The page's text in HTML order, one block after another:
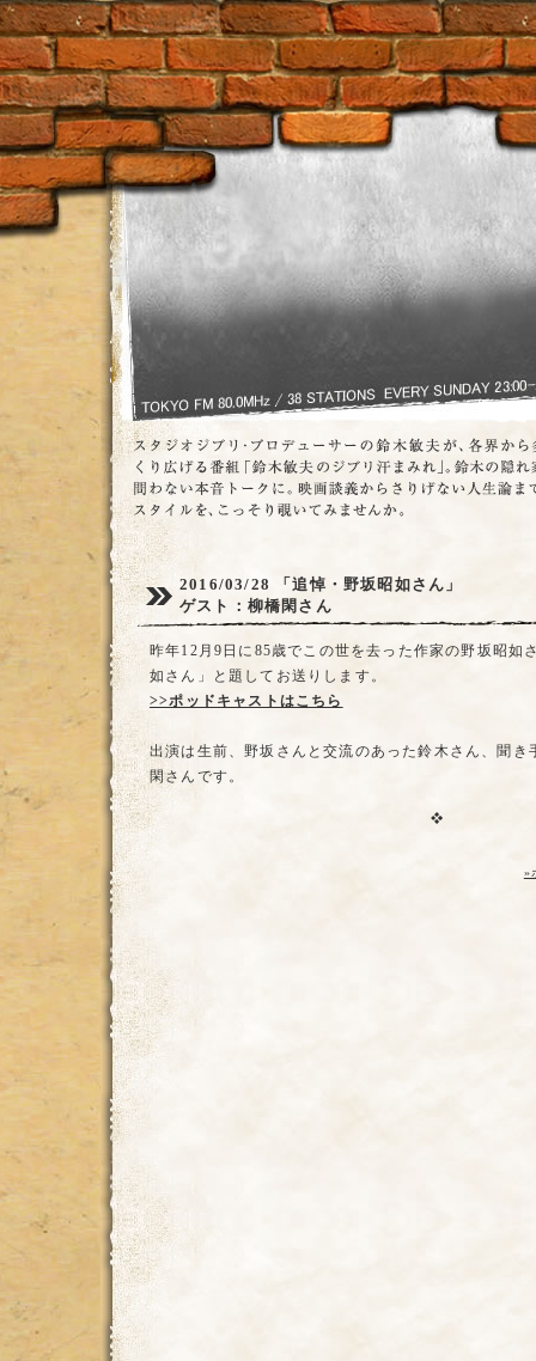
2016/03/28
「追悼・野坂昭如さん」
ゲスト：柳橋閑さん
昨年12月9日に85歳でこの世を去った作家の野坂昭如
如さん」と題してお送りします。
>>ポッドキャストはこちら
出演は生前、野坂さんと交流のあった鈴木さん、聞き
閑さんです。
»